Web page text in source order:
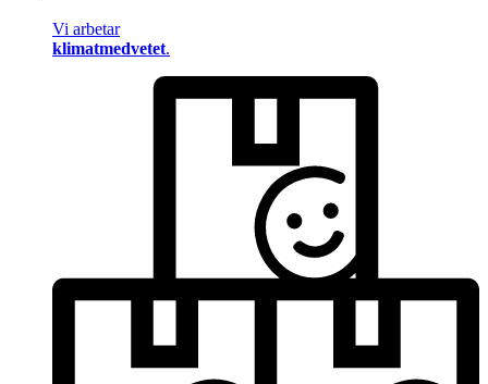
Vi arbetar
klimatmedvetet.